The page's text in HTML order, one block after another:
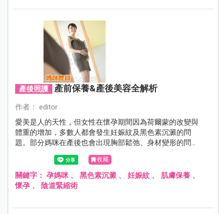
產後照護 產前保養&產後美容全解析
作者： editor
愛美是人的天性，但女性在懷孕期間因為荷爾蒙的改變與
體重的增加，多數人都會發生妊娠紋及黑色素沉澱的問
題。部分媽咪在產後也會出現胸部鬆弛、身材變形的問
題，只不過有的人輕微、有的人嚴重，誰都不想在身上尤
其是重要的部位留下痕跡。收藏
關鍵字： 孕媽咪、 黑色素沉澱、 妊娠紋、 肌膚保養、
懷孕、 陰道緊縮術